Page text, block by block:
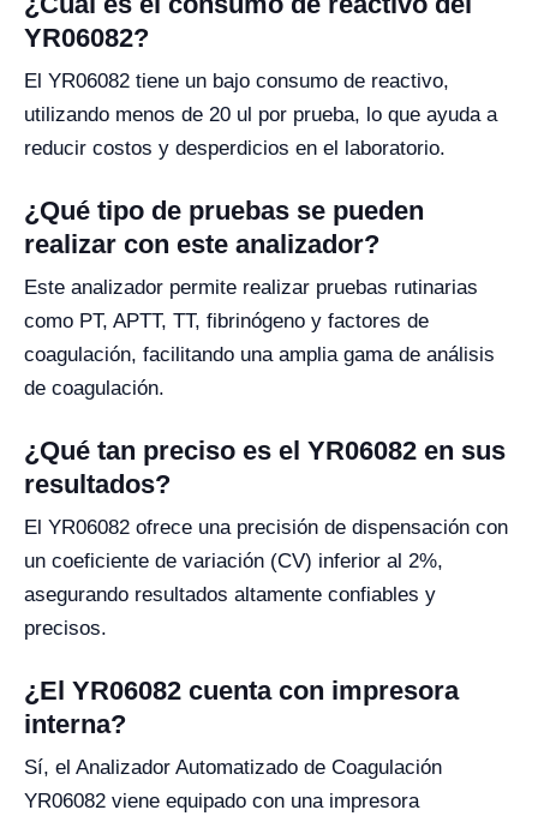
YR06082?
El YR06082 tiene un bajo consumo de reactivo,
utilizando menos de 20 ul por prueba, lo que ayuda a
reducir costos y desperdicios en el laboratorio.
¿Qué tipo de pruebas se pueden
realizar con este analizador?
Este analizador permite realizar pruebas rutinarias
como PT, APTT, TT, fibrinógeno y factores de
coagulación, facilitando una amplia gama de análisis
de coagulación.
¿Qué tan preciso es el YR06082 en sus
resultados?
El YR06082 ofrece una precisión de dispensación con
un coeficiente de variación (CV) inferior al 2%,
asegurando resultados altamente confiables y
precisos.
¿El YR06082 cuenta con impresora
interna?
Sí, el Analizador Automatizado de Coagulación
YR06082 viene equipado con una impresora